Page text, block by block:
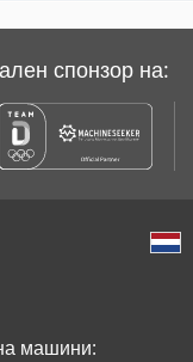
спонзор на:
машини: